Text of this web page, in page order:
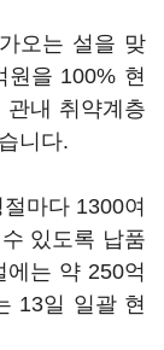
오는 설을 맞
원을 100% 현
관내 취약계층
니다.
마다 1300여
있도록 납품
에는 약 250억
13일 일괄 현